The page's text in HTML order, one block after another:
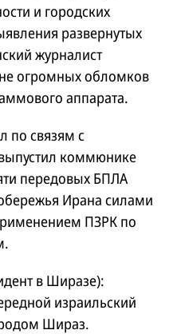
и городских
развернутых
журналист
огромных обломков
аппарата.
по связям с
коммюнике
передовых БПЛА
Ирана силами
ПЗРК по
в Ширазе):
израильский
Шираз.